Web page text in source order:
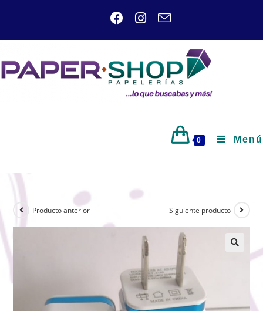
0 Menú
Producto anterior Siguiente producto